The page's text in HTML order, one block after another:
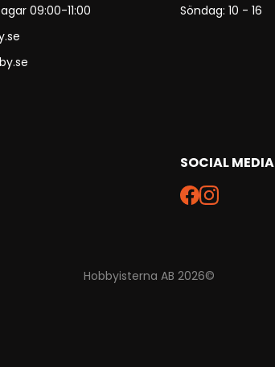
09:00-11:00
Söndag: 10 - 16
SOCIAL MEDIA
Hobbyisterna AB 2026©